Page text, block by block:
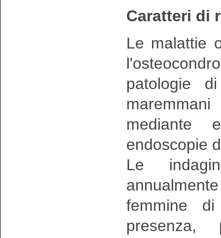
Caratteri di
Le malattie
patologie
mediante
endoscopie
Le
femmine
presenza,